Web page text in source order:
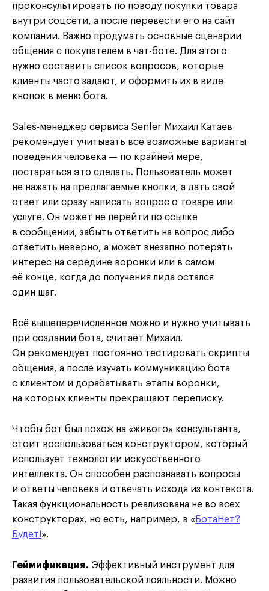
проконсультировать по поводу покупки товара
внутри соцсети, а после перевести его на сайт
компании. Важно продумать основные сценарии
общения с покупателем в чат-боте. Для этого
нужно составить список вопросов, которые
клиенты часто задают, и оформить их в виде
кнопок в меню бота.
Sales-менеджер сервиса Senler Михаил Катаев
рекомендует учитывать все возможные варианты
поведения человека — по крайней мере,
постараться это сделать. Пользователь может
не нажать на предлагаемые кнопки, а дать свой
ответ или сразу написать вопрос о товаре или
услуге. Он может не перейти по ссылке
в сообщении, забыть ответить на вопрос либо
ответить неверно, а может внезапно потерять
интерес на середине воронки или в самом
её конце, когда до получения лида остался
один шаг.
Всё вышеперечисленное можно и нужно учитывать
при создании бота, считает Михаил.
Он рекомендует постоянно тестировать скрипты
общения, а после изучать коммуникацию бота
с клиентом и дорабатывать этапы воронки,
на которых клиенты прекращают переписку.
Чтобы бот был похож на «живого» консультанта,
стоит воспользоваться конструктором, который
использует технологии искусственного
интеллекта. Он способен распознавать вопросы
и ответы человека и отвечать исходя из контекста.
Такая функциональность реализована не во всех
конструкторах, но есть, например, в « БотаНет?
Будет!».
Геймификация. Эффективный инструмент для
развития пользовательской лояльности. Можно